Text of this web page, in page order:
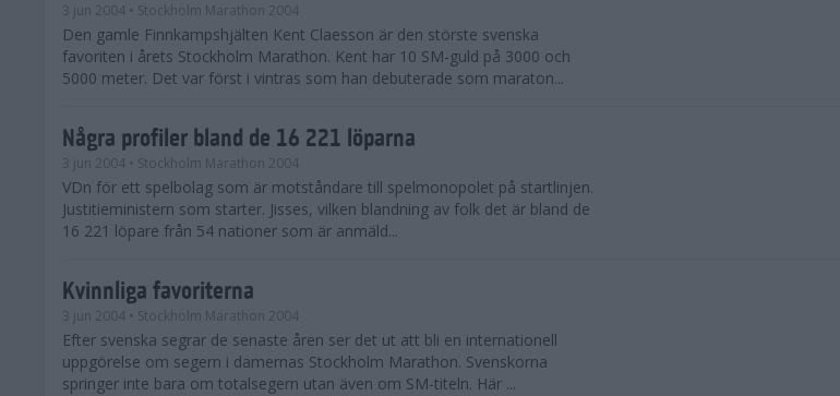
3 jun 2004 • Stockholm Marathon 2004
Den gamle Finnkampshjälten Kent Claesson är den störste svenska
favoriten i årets Stockholm Marathon. Kent har 10 SM-guld på 3000 och
5000 meter. Det var först i vintras som han debuterade som maraton...
Några profiler bland de 16 221 löparna
3 jun 2004 • Stockholm Marathon 2004
VDn för ett spelbolag som är motståndare till spelmonopolet på startlinjen.
Justitieministern som starter. Jisses, vilken blandning av folk det är bland de
16 221 löpare från 54 nationer som är anmäld...
Kvinnliga favoriterna
3 jun 2004 • Stockholm Marathon 2004
Efter svenska segrar de senaste åren ser det ut att bli en internationell
uppgörelse om segern i damernas Stockholm Marathon. Svenskorna
springer inte bara om totalsegern utan även om SM-titeln. Här ...